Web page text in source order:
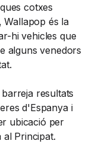
cotxes
és la
hi vehicles que
alguns venedors
resultats
d'Espanya i
ubicació per
al Principat.